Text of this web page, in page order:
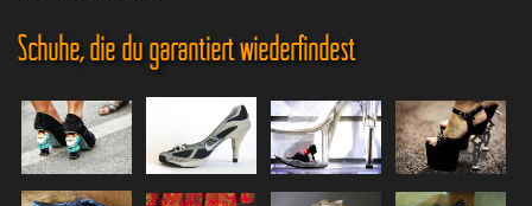
Schuhe, die du garantiert wiederfindest